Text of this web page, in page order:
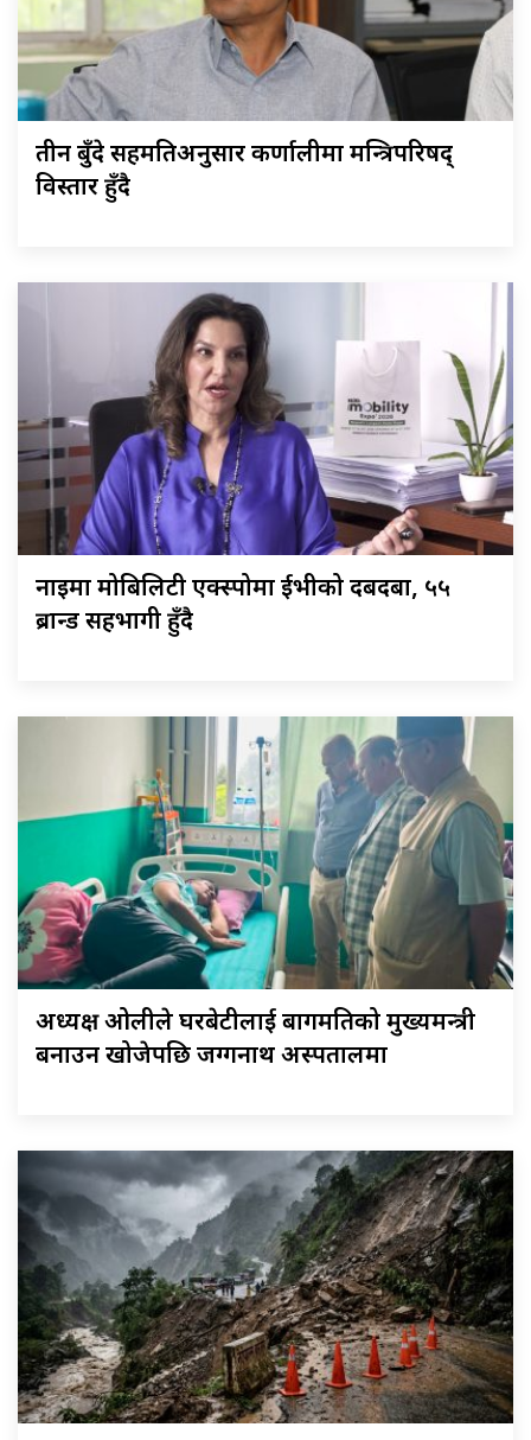
तीन बुँदे सहमतिअनुसार कर्णालीमा मन्त्रिपरिषद्
विस्तार हुँदै
नाइमा मोबिलिटी एक्स्पोमा ईभीको दबदबा, ५५
ब्रान्ड सहभागी हुँदै
अध्यक्ष ओलीले घरबेटीलाई बागमतिको मुख्यमन्त्री
बनाउन खोजेपछि जग्गनाथ अस्पतालमा